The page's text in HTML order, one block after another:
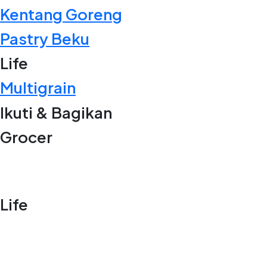
Kentang Goreng
Pastry Beku
Life
Multigrain
Ikuti & Bagikan
Grocer
Life